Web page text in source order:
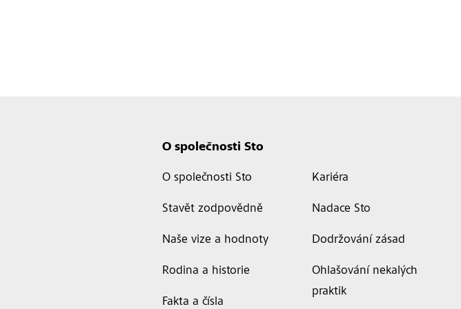
O společnosti Sto
O společnosti Sto
Stavět zodpovědně
Naše vize a hodnoty
Rodina a historie
Fakta a čísla
Kariéra
Nadace Sto
Dodržování zásad
Ohlašování nekalých
praktik